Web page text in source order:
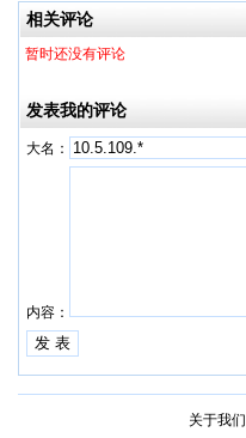
相关评论
暂时还没有评论
发表我的评论
大名：
内容：
关于我们